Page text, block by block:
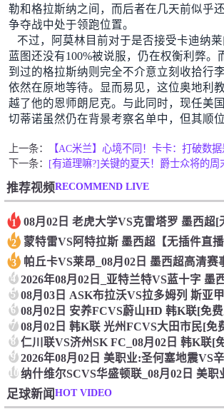
勒和格拉斯纳之间，而后者在几天前似乎
争夺战中处于领跑位置。
不过，阿莫林目前对于是否接受卡迪纳
蓝图还没有100%被说服，仍在权衡利弊。
到过的格拉斯纳则完全不介意立刻收拾行
依然在原地等待。显而易见，这位奥地利
越了他的恩师朗尼克。与此同时，现任美
切蒂诺虽然仍在背景考察名单中，但其顺
上一条：
下一条： [有道理嘛?]关键的夏天！爵士众将的周
推荐视频RECOMMEND LIVE
1 08月02日 老虎大学VS克雷塔罗 墨西超[
2 蒙特雷VS阿特拉斯 墨西超【无插件直
3 帕丘卡VS莱昂_08月02日 墨西超高清赛
4 2026年08月02日_亚特兰特VS蓝十字 墨
5 08月03日 ASK布拉沃VS拉多姆列 斯亚
6 08月02日 安养FCVS蔚山HD 韩K联[免
7 08月02日 韩K联 光州FCVS大田市民[免
8 仁川联VS济州SK FC_08月02日 韩K联[
9 2026年08月02日 美职业:圣何塞地震VS辛
10纳什维尔SCVS华盛顿联_08月02日 美
足球新闻HOT VIDEO